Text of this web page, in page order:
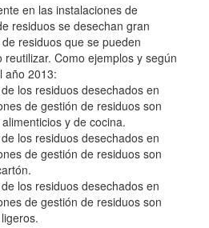
en las instalaciones de
residuos se desechan gran
residuos que se pueden
reutilizar. Como ejemplos y según
año 2013:
los residuos desechados en
de gestión de residuos son
y de cocina.
los residuos desechados en
de gestión de residuos son
los residuos desechados en
de gestión de residuos son